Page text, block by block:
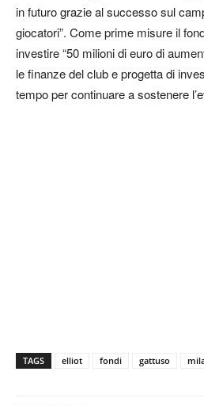
in futuro grazie al successo sul
giocatori”. Come prime misure il
investire “50 milioni di euro di
le finanze del club e progetta di
tempo per continuare a sostenere
TAGS elliot fondi gattuso